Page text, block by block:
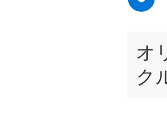
オ
ク